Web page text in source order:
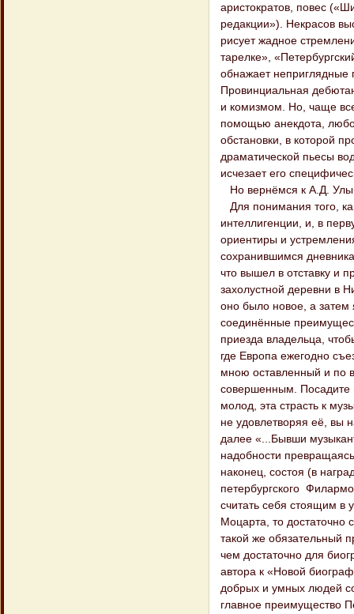
аристократов, повес
редакции»). Некрасов
рисует жадное
тарелке»,
обнажает неприглядные
Провинциальная
и комизмом. Но, чаще
помощью анекдота,
обстановки, в которой
драматической пьесы
исчезает его
Но вернёмся к А.Д.
Для понимания того,
интеллигенции, и, в
ориентиры и
сохранившимся
что вышел в отставку и
захолустной деревни в
оно было новое, а затем
соединённые
приезда владельца,
где Европа ежегодно
мною оставленный и по
совершенным. Посадите
молод, эта страсть к
не удовлетворяя её, вы
далее «...Бывши
надобности
наконец, состоя (в
петербургского
считать себя стоящим в
Моцарта, то достаточно
такой же обязательный
чем достаточно для
автора к «Новой
добрых и умных людей
главное преимущество